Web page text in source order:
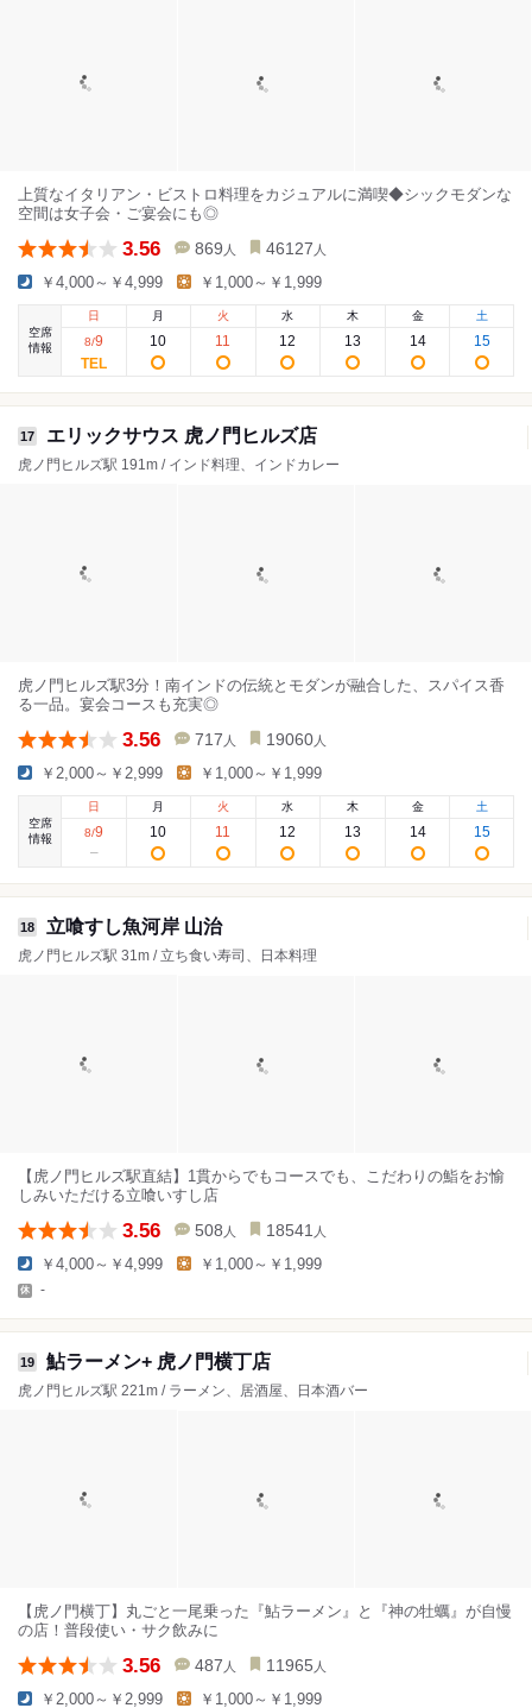
上質なイタリアン・ビストロ料理をカジュアルに満喫◆シックモダンな
空間は女子会・ご宴会にも◎
3.56 869 人 46127 人
￥4,000～￥4,999 ￥1,000～￥1,999
空席
情報
日
8/9
月
10
火
11
水
12
木
13
金
14
土
15
17 エリックサウス 虎ノ門ヒルズ店
虎ノ門ヒルズ駅 191m / インド料理、インドカレー
虎ノ門ヒルズ駅3分！南インドの伝統とモダンが融合した、スパイス香
る一品。宴会コースも充実◎
3.56 717 人 19060 人
￥2,000～￥2,999 ￥1,000～￥1,999
空席
情報
日
8/9
月
10
火
11
水
12
木
13
金
14
土
15
18 立喰すし魚河岸 山治
虎ノ門ヒルズ駅 31m / 立ち食い寿司、日本料理
【虎ノ門ヒルズ駅直結】1貫からでもコースでも、こだわりの鮨をお愉
しみいただける立喰いすし店
3.56 508 人 18541 人
￥4,000～￥4,999 ￥1,000～￥1,999
-
19 鮎ラーメン+ 虎ノ門横丁店
虎ノ門ヒルズ駅 221m / ラーメン、居酒屋、日本酒バー
【虎ノ門横丁】丸ごと一尾乗った『鮎ラーメン』と『神の牡蠣』が自慢
の店！普段使い・サク飲みに
3.56 487 人 11965 人
￥2,000～￥2,999 ￥1,000～￥1,999